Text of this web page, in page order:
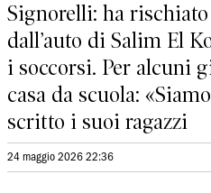
Signorelli: ha
dall’auto di Salim El
i soccorsi. Per alcuni
casa da scuola:
scritto i suoi ragazzi
24 maggio 2026 22:36